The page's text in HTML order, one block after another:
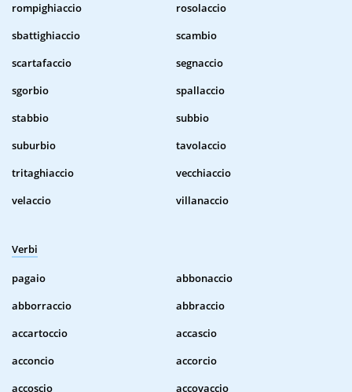
rompighiaccio
rosolaccio
sbattighiaccio
scambio
scartafaccio
segnaccio
sgorbio
spallaccio
stabbio
subbio
suburbio
tavolaccio
tritaghiaccio
vecchiaccio
velaccio
villanaccio
Verbi
pagaio
abbonaccio
abborraccio
abbraccio
accartoccio
accascio
acconcio
accorcio
accoscio
accovaccio